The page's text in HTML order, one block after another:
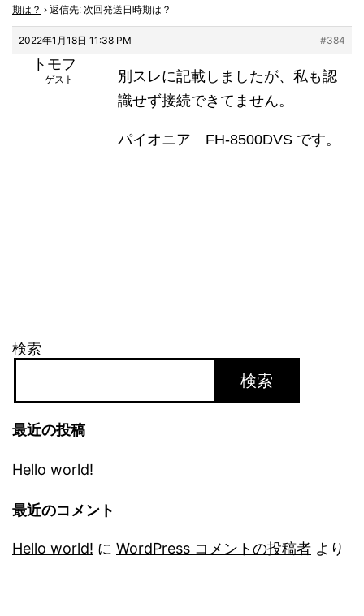
期は？ › 返信先: 次回発送日時期は？
2022年1月18日 11:38 PM #384
トモフ
ゲスト
別スレに記載しましたが、私も認
識せず接続できてません。
パイオニア FH-8500DVS です。
検索
検索
最近の投稿
Hello world!
最近のコメント
Hello world! に WordPress コメントの投稿者 より